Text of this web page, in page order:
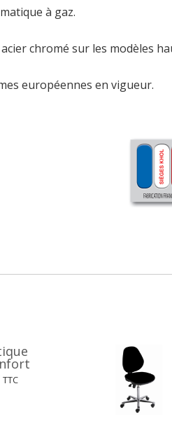
à gaz.
chromé sur les modèles
européennes en vigueur.
TTC